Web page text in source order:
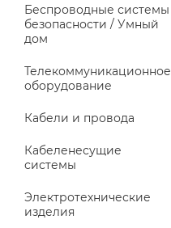
Беспроводные системы
безопасности / Умный
дом
Телекоммуникационное
оборудование
Кабели и провода
Кабеленесущие
системы
Электротехнические
изделия